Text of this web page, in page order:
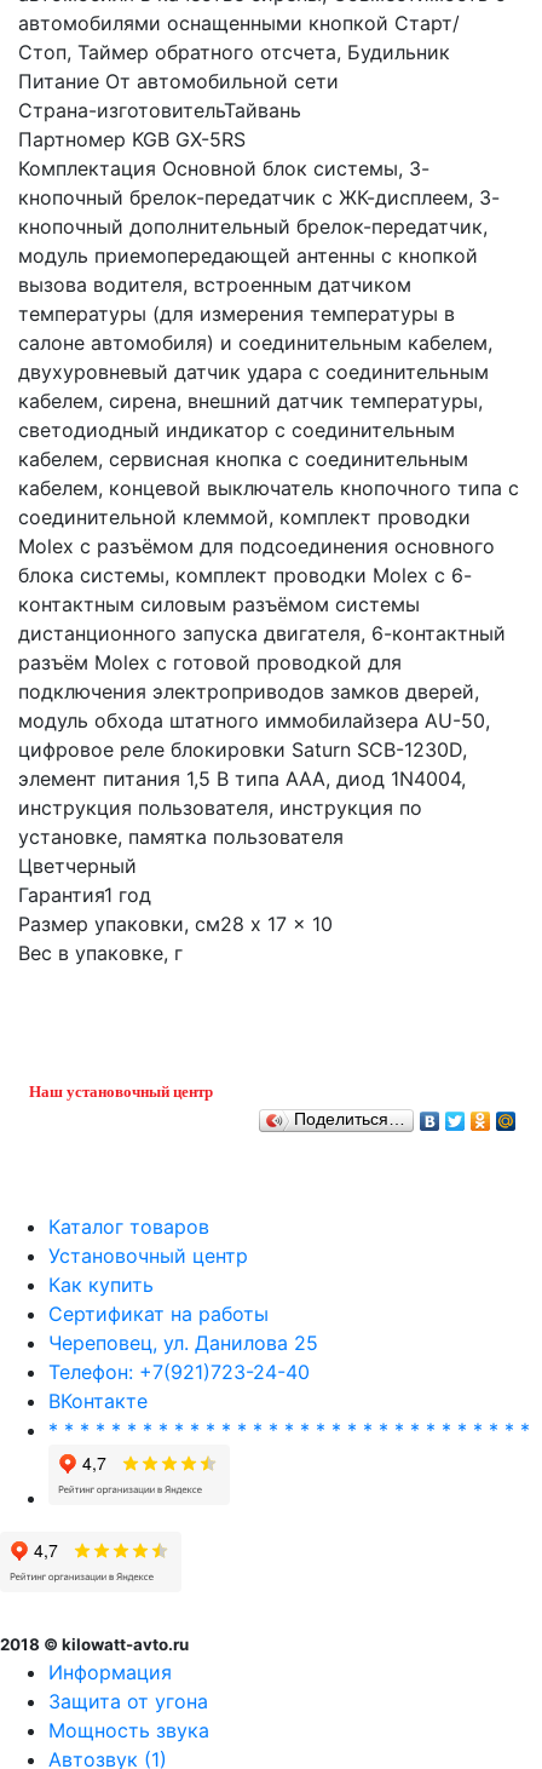
автомобилями оснащенными кнопкой Старт/
Стоп, Таймер обратного отсчета, Будильник
Питание От автомобильной сети
Страна-изготовительТайвань
Партномер KGB GX-5RS
Комплектация Основной блок системы, 3-
кнопочный брелок-передатчик с ЖК-дисплеем, 3-
кнопочный дополнительный брелок-передатчик,
модуль приемопередающей антенны с кнопкой
вызова водителя, встроенным датчиком
температуры (для измерения температуры в
салоне автомобиля) и соединительным кабелем,
двухуровневый датчик удара с соединительным
кабелем, сирена, внешний датчик температуры,
светодиодный индикатор с соединительным
кабелем, сервисная кнопка с соединительным
кабелем, концевой выключатель кнопочного типа с
соединительной клеммой, комплект проводки
Molex с разъёмом для подсоединения основного
блока системы, комплект проводки Molex с 6-
контактным силовым разъёмом системы
дистанционного запуска двигателя, 6-контактный
разъём Molex с готовой проводкой для
подключения электроприводов замков дверей,
модуль обхода штатного иммобилайзера AU-50,
цифровое реле блокировки Saturn SCB-1230D,
элемент питания 1,5 В типа ААА, диод 1N4004,
инструкция пользователя, инструкция по
установке, памятка пользователя
Цветчерный
Гарантия1 год
Размер упаковки, см28 x 17 x 10
Вес в упаковке, г
Наш установочный центр
Поделиться…
Каталог товаров
Установочный центр
Как купить
Сертификат на работы
Череповец, ул. Данилова 25
Телефон: +7(921)723-24-40
ВКонтакте
* * * * * * * * * * * * * * * * * * * * * * * * * * * * * * *
2018 © kilowatt-avto.ru
Информация
Защита от угона
Мощность звука
Автозвук (1)